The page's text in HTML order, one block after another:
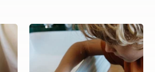
Toilettas
Disco
Roar